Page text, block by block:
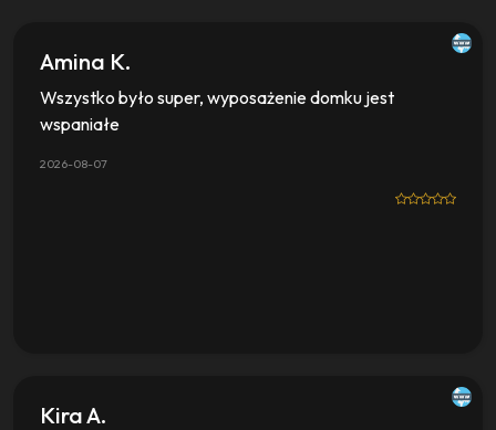
Amina K.
Wszystko było super, wyposażenie domku jest
wspaniałe
2026-08-07
Kira A.